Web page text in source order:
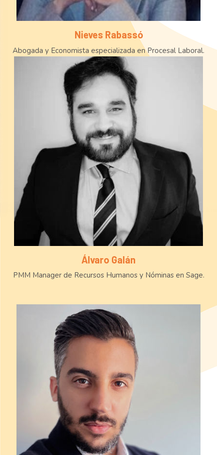
Nieves Rabassó
Abogada y Economista especializada en Procesal Laboral.
Álvaro Galán
PMM Manager de Recursos Humanos y Nóminas en Sage.